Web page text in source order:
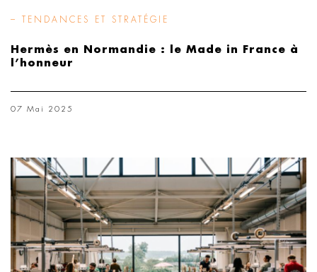
– TENDANCES ET STRATÉGIE
Hermès en Normandie : le Made in France à
l’honneur
07 Mai 2025